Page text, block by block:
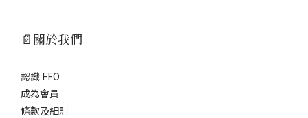
📄關於我們
認識 FFO
成為會員
條款及細則